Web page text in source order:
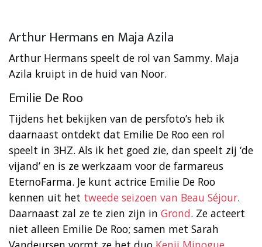
Arthur Hermans en Maja Azila
Arthur Hermans speelt de rol van Sammy. Maja
Azila kruipt in de huid van Noor.
Emilie De Roo
Tijdens het bekijken van de persfoto’s heb ik
daarnaast ontdekt dat Emilie De Roo een rol
speelt in 3HZ. Als ik het goed zie, dan speelt zij ‘de
vijand’ en is ze werkzaam voor de farmareus
EternoFarma. Je kunt actrice Emilie De Roo
kennen uit het tweede seizoen van Beau Séjour.
Daarnaast zal ze te zien zijn in Grond. Ze acteert
niet alleen Emilie De Roo; samen met Sarah